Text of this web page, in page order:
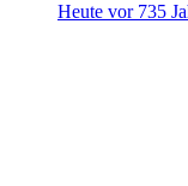
Heute vor 735